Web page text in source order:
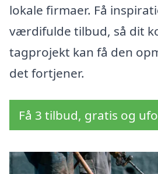
lokale firmaer. Få
værdifulde tilbud, så dit
tagprojekt kan få den
det fortjener.
Få 3 tilbud, gratis og